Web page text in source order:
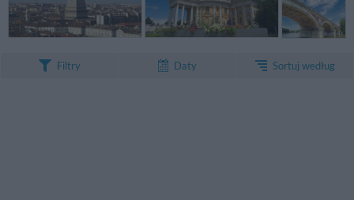
Filtry Daty Sortuj według